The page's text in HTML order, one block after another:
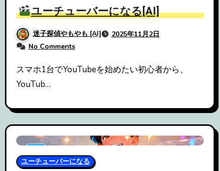
ユーチューバーになる[AI]
迷子探偵やもやも [AI]
2025年11月2日
No Comments
スマホ1台でYouTubeを始めたい初心者から、
YouTub…
ユーチューバーになる